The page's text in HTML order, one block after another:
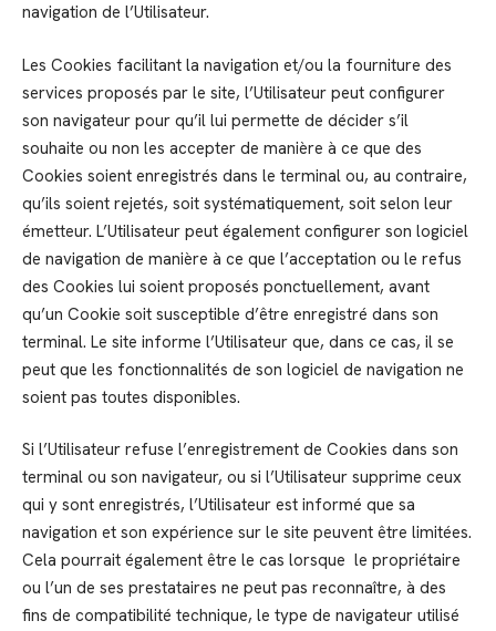
navigation de l’Utilisateur.
Les Cookies facilitant la navigation et/ou la fourniture des
services proposés par le site, l’Utilisateur peut configurer
son navigateur pour qu’il lui permette de décider s’il
souhaite ou non les accepter de manière à ce que des
Cookies soient enregistrés dans le terminal ou, au contraire,
qu’ils soient rejetés, soit systématiquement, soit selon leur
émetteur. L’Utilisateur peut également configurer son logiciel
de navigation de manière à ce que l’acceptation ou le refus
des Cookies lui soient proposés ponctuellement, avant
qu’un Cookie soit susceptible d’être enregistré dans son
terminal. Le site informe l’Utilisateur que, dans ce cas, il se
peut que les fonctionnalités de son logiciel de navigation ne
soient pas toutes disponibles.
Si l’Utilisateur refuse l’enregistrement de Cookies dans son
terminal ou son navigateur, ou si l’Utilisateur supprime ceux
qui y sont enregistrés, l’Utilisateur est informé que sa
navigation et son expérience sur le site peuvent être limitées.
Cela pourrait également être le cas lorsque le propriétaire
ou l’un de ses prestataires ne peut pas reconnaître, à des
fins de compatibilité technique, le type de navigateur utilisé